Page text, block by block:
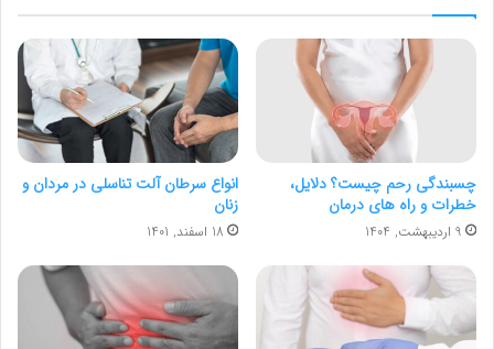
چسبندگی رحم چیست؟ دلایل،
خطرات و راه های درمان
9 اردیبهشت, 1404
انواع سرطان آلت تناسلی در مردان و
زنان
18 اسفند, 1401